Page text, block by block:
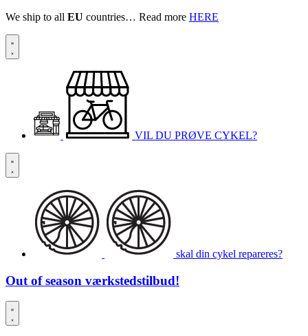
We ship to all EU countries… Read more HERE
VIL DU PRØVE CYKEL?
skal din cykel repareres?
Out of season værkstedstilbud!